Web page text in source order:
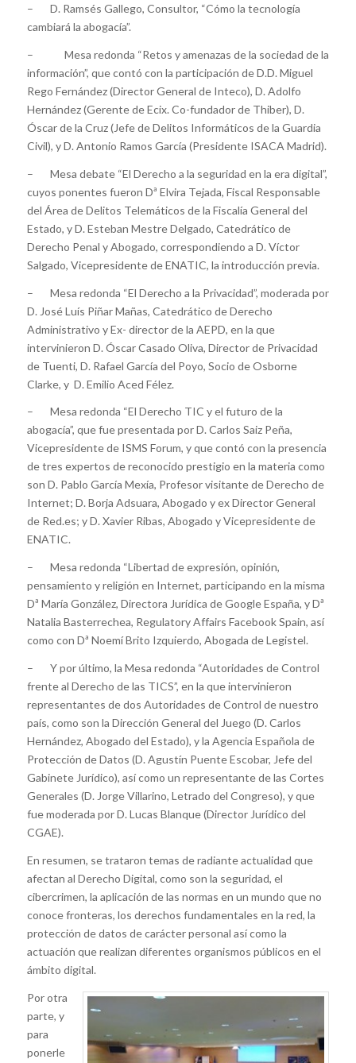
– D. Ramsés Gallego, Consultor, “Cómo la tecnología
cambiará la abogacía”.
– Mesa redonda “Retos y amenazas de la sociedad de la
información”, que contó con la participación de D.D. Miguel
Rego Fernández (Director General de Inteco), D. Adolfo
Hernández (Gerente de Ecix. Co-fundador de Thiber), D.
Óscar de la Cruz (Jefe de Delitos Informáticos de la Guardia
Civil), y D. Antonio Ramos García (Presidente ISACA Madrid).
– Mesa debate “El Derecho a la seguridad en la era digital”,
cuyos ponentes fueron Dª Elvira Tejada, Fiscal Responsable
del Área de Delitos Telemáticos de la Fiscalía General del
Estado, y D. Esteban Mestre Delgado, Catedrático de
Derecho Penal y Abogado, correspondiendo a D. Víctor
Salgado, Vicepresidente de ENATIC, la introducción previa.
– Mesa redonda “El Derecho a la Privacidad”, moderada por
D. José Luís Piñar Mañas, Catedrático de Derecho
Administrativo y Ex- director de la AEPD, en la que
intervinieron D. Óscar Casado Oliva, Director de Privacidad
de Tuenti, D. Rafael García del Poyo, Socio de Osborne
Clarke, y D. Emilio Aced Félez.
– Mesa redonda “El Derecho TIC y el futuro de la
abogacía”, que fue presentada por D. Carlos Saiz Peña,
Vicepresidente de ISMS Forum, y que contó con la presencia
de tres expertos de reconocido prestigio en la materia como
son D. Pablo García Mexía, Profesor visitante de Derecho de
Internet; D. Borja Adsuara, Abogado y ex Director General
de Red.es; y D. Xavier Ribas, Abogado y Vicepresidente de
ENATIC.
– Mesa redonda “Libertad de expresión, opinión,
pensamiento y religión en Internet, participando en la misma
Dª María González, Directora Jurídica de Google España, y Dª
Natalia Basterrechea, Regulatory Affairs Facebook Spain, así
como con Dª Noemí Brito Izquierdo, Abogada de Legistel.
– Y por último, la Mesa redonda “Autoridades de Control
frente al Derecho de las TICS”, en la que intervinieron
representantes de dos Autoridades de Control de nuestro
país, como son la Dirección General del Juego (D. Carlos
Hernández, Abogado del Estado), y la Agencia Española de
Protección de Datos (D. Agustín Puente Escobar, Jefe del
Gabinete Jurídico), así como un representante de las Cortes
Generales (D. Jorge Villarino, Letrado del Congreso), y que
fue moderada por D. Lucas Blanque (Director Jurídico del
CGAE).
En resumen, se trataron temas de radiante actualidad que
afectan al Derecho Digital, como son la seguridad, el
cibercrimen, la aplicación de las normas en un mundo que no
conoce fronteras, los derechos fundamentales en la red, la
protección de datos de carácter personal así como la
actuación que realizan diferentes organismos públicos en el
ámbito digital.
Por otra
parte, y
para
ponerle